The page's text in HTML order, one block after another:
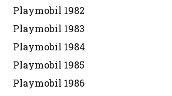
Playmobil 1982
Playmobil 1983
Playmobil 1984
Playmobil 1985
Playmobil 1986